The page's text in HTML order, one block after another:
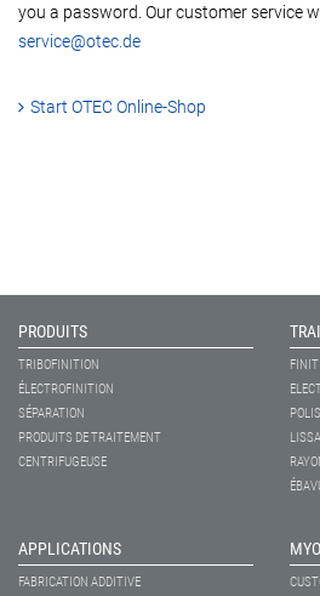
you a password. Our customer service
service@otec.de
Start OTEC Online-Shop
PRODUITS
TRIBOFINITION
ÉLECTROFINITION
SÉPARATION
PRODUITS DE TRAITEMENT
CENTRIFUGEUSE
APPLICATIONS
FABRICATION ADDITIVE